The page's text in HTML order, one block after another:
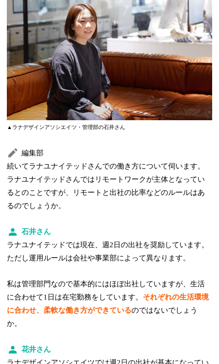
▲ラナデザインアソシエイツ・管理部の石井さん
編集部
続いてラナユナイテッドさんでの働き方について伺います。
ラナユナイテッドさんではリモートワークが主体となってい
るとのことですが、リモートと出社の比率などのルールはあ
るのでしょうか。
石井さん
ラナユナイテッドでは現在、週2日の出社を奨励しています。
ただし運用ルールは会社や事業部によって異なります。
私は管理部門なので基本的にはほぼ出社していますが、生活
に合わせて1日は在宅勤務をしています。 それぞれの生活環境
に合わせ、柔軟な働き方ができているのではないでしょう
か。
花井さん